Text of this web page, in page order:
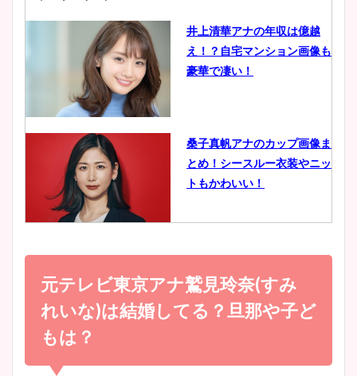
鈴木唯の太ってた時の体重が
ヤバすぎww原因や痩せたダ
豊島実季アナのカップ画像ま
とめ！美脚や水着姿に年齢も
宇賀神メグアナのニット画像
まとめ！足も美脚でカップも
凄い！
井上清華アナの年収は億越
え！？自宅マンション画像も
豪華で凄い！
桑子真帆アナのカップ画像ま
とめ！シースルー衣装やニッ
トもかわいい！
小室瑛莉子のカップ画像まと
め！足が美脚でニット衣装も
かわいい！
清水麻椰アナのかわいい画
元テレビ東京アナ鷲見玲奈(すみ
れいな)は結婚してる？旦那や子ど
もは？